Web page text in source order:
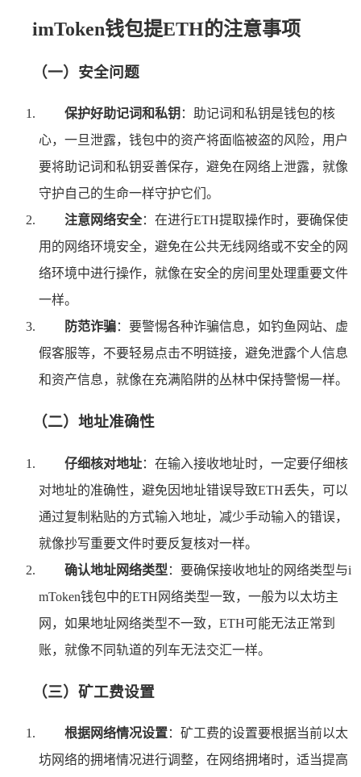
imToken钱包提ETH的注意事项
（一）安全问题
保护好助记词和私钥 ：助记词和私钥是钱包的核
心，一旦泄露，钱包中的资产将面临被盗的风险，用户
要将助记词和私钥妥善保存，避免在网络上泄露，就像
守护自己的生命一样守护它们。
注意网络安全：在进行ETH提取操作时，要确保使
用的网络环境安全，避免在公共无线网络或不安全的网
络环境中进行操作，就像在安全的房间里处理重要文件
一样。
防范诈骗：要警惕各种诈骗信息，如钓鱼网站、虚
假客服等，不要轻易点击不明链接，避免泄露个人信息
和资产信息，就像在充满陷阱的丛林中保持警惕一样。
（二）地址准确性
仔细核对地址：在输入接收地址时，一定要仔细核
对地址的准确性，避免因地址错误导致ETH丢失，可以
通过复制粘贴的方式输入地址，减少手动输入的错误，
就像抄写重要文件时要反复核对一样。
确认地址网络类型 ：要确保接收地址的网络类型与i
mToken钱包中的ETH网络类型一致，一般为以太坊主
网，如果地址网络类型不一致，ETH可能无法正常到
账，就像不同轨道的列车无法交汇一样。
（三）矿工费设置
根据网络情况设置：矿工费的设置要根据当前以太
坊网络的拥堵情况进行调整，在网络拥堵时，适当提高